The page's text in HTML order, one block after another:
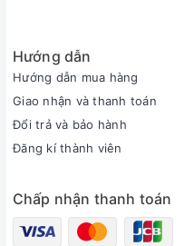
Hướng dẫn
Hướng dẫn mua hàng
Giao nhận và thanh toán
Đổi trả và bảo hành
Đăng kí thành viên
Chấp nhận thanh toán